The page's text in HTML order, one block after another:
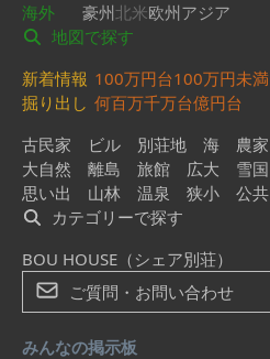
海外
豪州北米欧州アジア
地図で探す
新着情報 100万円台100万円未満
掘り出し 何百万千万台億円台
古民家
ビル 別荘地 海 農家
大自然
離島 旅館 広大 雪国
思い出
山林 温泉 狭小 公共
カテゴリーで探す
BOU HOUSE（シェア別荘）
ご質問・お問い合わせ
みんなの掲示板